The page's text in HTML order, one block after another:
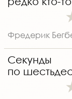
Фредерик
по